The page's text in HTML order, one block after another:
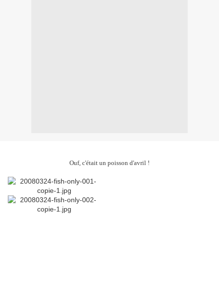
Ouf, c'était un poisson d'avril !